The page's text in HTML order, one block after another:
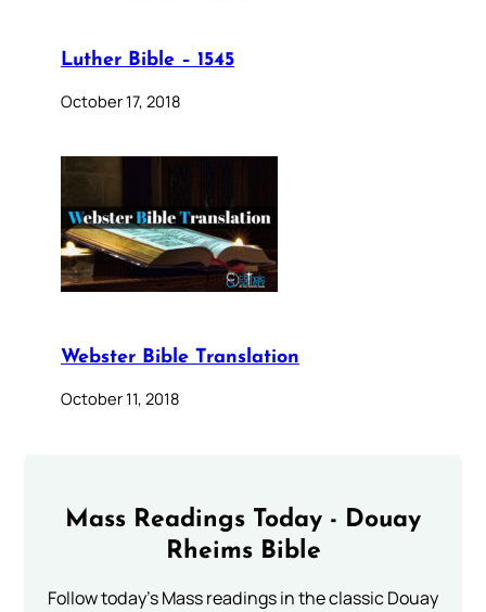
Luther Bible – 1545
October 17, 2018
Webster Bible Translation
October 11, 2018
Mass Readings Today - Douay
Rheims Bible
Follow today's Mass readings in the classic Douay